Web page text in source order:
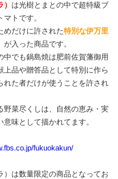
は光樹とまとの中で超特級ブ
トです。
めだけに許された特別な伊万里
入った商品です。
でも鍋島焼は肥前佐賀藩御用
上品や贈答品として特別に作ら
れた者だけが使うことを許され
野菜尽くしは、自然の恵み・実
味として描かれてます。
fukuokakun/
）は数量限定の商品となってお